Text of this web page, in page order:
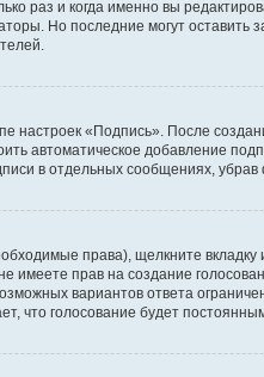
раз и когда именно вы
Но последние могут
настроек «Подпись». После
автоматическое добавление
в отдельных сообщениях,
права), щелкните
прав на создание
вариантов ответа
что голосование будет